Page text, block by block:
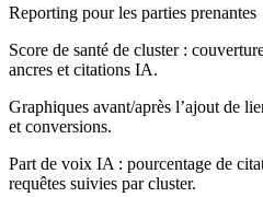
Reporting pour les parties prenantes
Score de santé de cluster :
ancres et citations IA.
Graphiques avant/après l’ajout de
et conversions.
Part de voix IA : pourcentage de
requêtes suivies par cluster.